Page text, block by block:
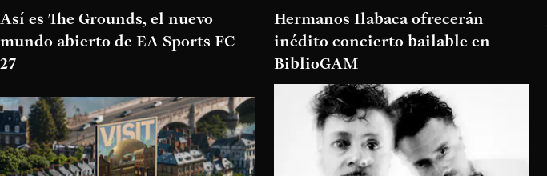
Así es The Grounds, el nuevo
mundo abierto de EA Sports FC
27
Hermanos Ilabaca ofrecerán
inédito concierto bailable en
BiblioGAM